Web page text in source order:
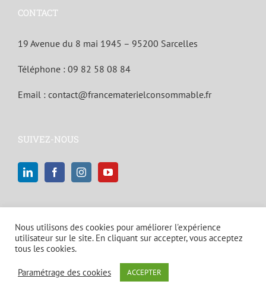
CONTACT
19 Avenue du 8 mai 1945 – 95200 Sarcelles
Téléphone : 09 82 58 08 84
Email : contact@francematerielconsommable.fr
SUIVEZ-NOUS
© Copyright 2021 | Tous droits réservés |Mentions légales et politique
de confidentialité
Nous utilisons des cookies pour améliorer l'expérience
utilisateur sur le site. En cliquant sur accepter, vous acceptez
tous les cookies.
Paramétrage des cookies ACCEPTER